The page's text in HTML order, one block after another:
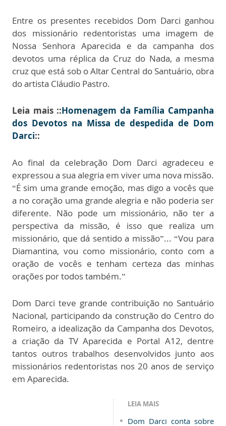
Entre os presentes recebidos Dom Darci ganhou
dos missionário redentoristas uma imagem de
Nossa Senhora Aparecida e da campanha dos
devotos uma réplica da Cruz do Nada, a mesma
cruz que está sob o Altar Central do Santuário, obra
do artista Cláudio Pastro.
Leia mais ::Homenagem da Família Campanha
dos Devotos na Missa de despedida de Dom
Darci::
Ao final da celebração Dom Darci agradeceu e
expressou a sua alegria em viver uma nova missão.
“É sim uma grande emoção, mas digo a vocês que
a no coração uma grande alegria e não poderia ser
diferente. Não pode um missionário, não ter a
perspectiva da missão, é isso que realiza um
missionário, que dá sentido a missão”... “Vou para
Diamantina, vou como missionário, conto com a
oração de vocês e tenham certeza das minhas
orações por todos também.”
Dom Darci teve grande contribuição no Santuário
Nacional, participando da construção do Centro do
Romeiro, a idealização da Campanha dos Devotos,
a criação da TV Aparecida e Portal A12, dentre
tantos outros trabalhos desenvolvidos junto aos
missionários redentoristas nos 20 anos de serviço
em Aparecida.
LEIA MAIS
Dom Darci conta sobre